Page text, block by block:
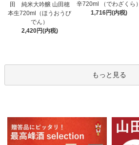
田 純米大吟醸 山田穂
本生720ml（ほうおうび
でん）
2,420円(内税)
辛720ml （でわざくら）
1,716円(内税)
もっと見る